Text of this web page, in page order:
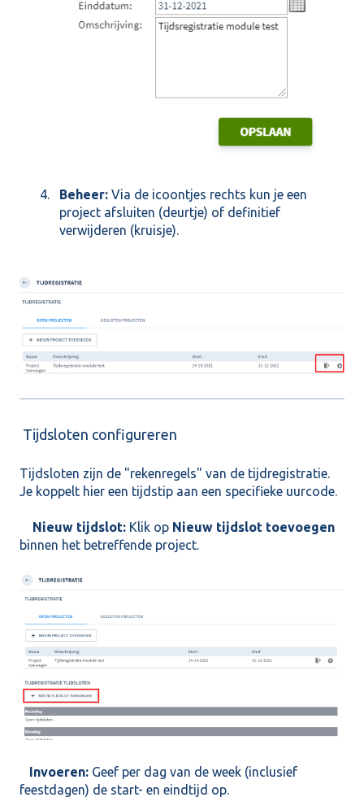
Beheer: Via de icoontjes rechts kun je een
project afsluiten (deurtje) of definitief
verwijderen (kruisje).
Tijdsloten configureren
Tijdsloten zijn de "rekenregels" van de tijdregistratie.
Je koppelt hier een tijdstip aan een specifieke uurcode.
Nieuw tijdslot: Klik op Nieuw tijdslot toevoegen
binnen het betreffende project.
Invoeren: Geef per dag van de week (inclusief
feestdagen) de start- en eindtijd op.